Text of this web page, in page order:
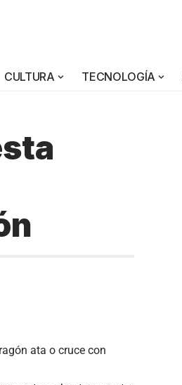
CULTURA TECNOLOGÍA
ata o cruce con